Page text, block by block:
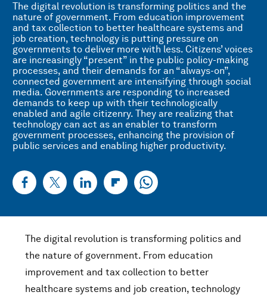
The digital revolution is transforming politics and the
nature of government. From education improvement
and tax collection to better healthcare systems and
job creation, technology is putting pressure on
governments to deliver more with less. Citizens’ voices
are increasingly “present” in the public policy-making
processes, and their demands for an “always-on”,
connected government are intensifying through social
media. Governments are responding to increased
demands to keep up with their technologically
enabled and agile citizenry. They are realizing that
technology can act as an enabler to transform
government processes, enhancing the provision of
public services and enabling higher productivity.
The digital revolution is transforming politics and
the nature of government. From education
improvement and tax collection to better
healthcare systems and job creation, technology